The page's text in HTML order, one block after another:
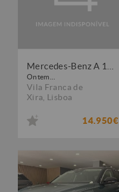
Ontem...
Vila Franca de
Xira Lisboa
14.950€